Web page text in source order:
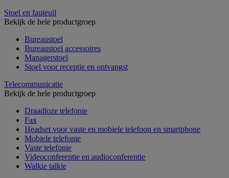
Stoel en fauteuil
Bekijk de hele productgroep
Bureaustoel
Bureaustoel accessoires
Managerstoel
Stoel voor receptie en ontvangst
Telecommunicatie
Bekijk de hele productgroep
Draadloze telefonie
Fax
Headset voor vaste en mobiele telefoon en smartphone
Mobiele telefonie
Vaste telefonie
Videoconferentie en audioconferentie
Walkie talkie